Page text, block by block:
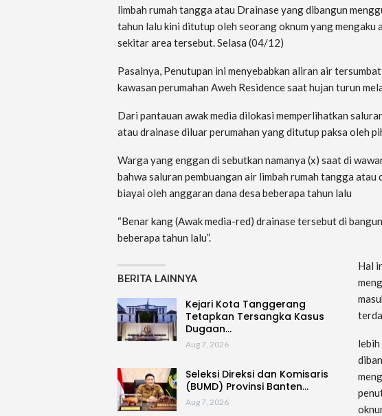
limbah rumah tangga atau Drainase yang dibangun
tahun lalu kini ditutup oleh seorang oknum yang mengaku
sekitar area tersebut. Selasa (04/12)
Pasalnya, Penutupan ini menyebabkan aliran air
kawasan perumahan Aweh Residence saat hujan turun
Dari pantauan awak media dilokasi memperlihatkan
atau drainase diluar perumahan yang ditutup paksa oleh
Warga yang enggan di sebutkan namanya (x) saat di
bahwa saluran pembuangan air limbah rumah tangga atau
biayai oleh anggaran dana desa beberapa tahun lalu
“Benar kang (Awak media-red) drainase tersebut di
beberapa tahun lalu”.
BERITA LAINNYA
Kejari Kota Tanggerang
Tetapkan Tersangka Kasus
Dugaan…
Aug 7, 2026
Seleksi Direksi dan Komisaris
(BUMD) Provinsi Banten…
Aug 7, 2026
Hal